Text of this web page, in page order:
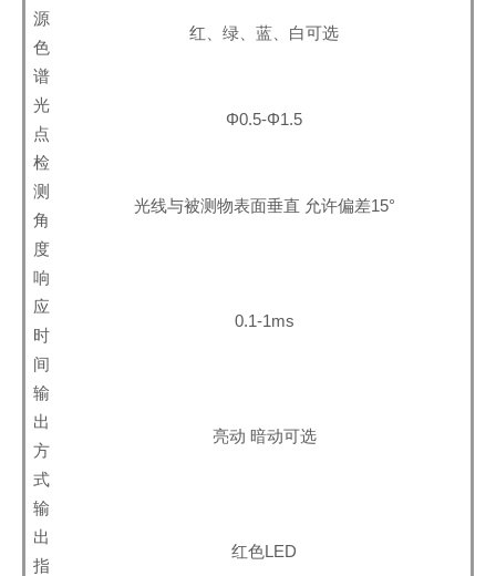
源
色
谱
红、绿、蓝、白可选
光
点
Φ0.5-Φ1.5
检
测
角
度
光线与被测物表面垂直 允许偏差15°
响
应
时
间
0.1-1ms
输
出
方
式
亮动 暗动可选
输
出
指
红色LED